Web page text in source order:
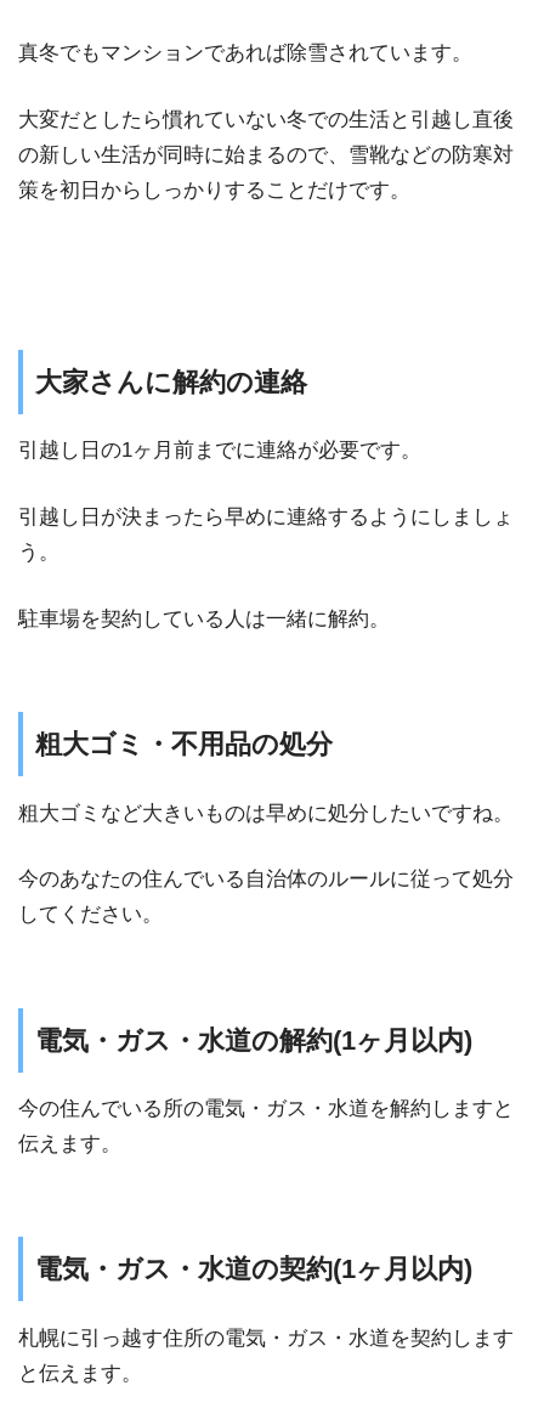
真冬でもマンションであれば除雪されています。
大変だとしたら慣れていない冬での生活と引越し直後
の新しい生活が同時に始まるので、雪靴などの防寒対
策を初日からしっかりすることだけです。
大家さんに解約の連絡
引越し日の1ヶ月前までに連絡が必要です。
引越し日が決まったら早めに連絡するようにしましょ
う。
駐車場を契約している人は一緒に解約。
粗大ゴミ・不用品の処分
粗大ゴミなど大きいものは早めに処分したいですね。
今のあなたの住んでいる自治体のルールに従って処分
してください。
電気・ガス・水道の解約(1ヶ月以内)
今の住んでいる所の電気・ガス・水道を解約しますと
伝えます。
電気・ガス・水道の契約(1ヶ月以内)
札幌に引っ越す住所の電気・ガス・水道を契約します
と伝えます。